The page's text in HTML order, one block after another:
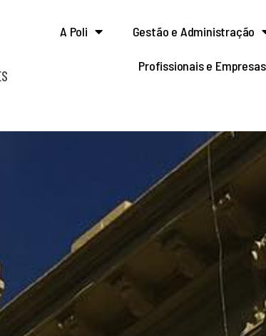
A Poli Gestão e Administração
Profissionais e Empresas